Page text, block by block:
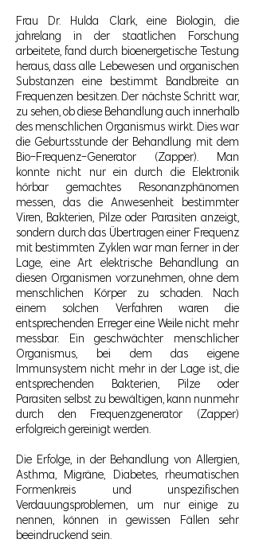
Frau Dr. Hulda Clark, eine Biologin, die
jahrelang in der staatlichen Forschung
arbeitete, fand durch bioenergetische Testung
heraus, dass alle Lebewesen und organischen
Substanzen eine bestimmt Bandbreite an
Frequenzen besitzen. Der nächste Schritt war,
zu sehen, ob diese Behandlung auch innerhalb
des menschlichen Organismus wirkt. Dies war
die Geburtsstunde der Behandlung mit dem
Bio-Frequenz-Generator (Zapper). Man
konnte nicht nur ein durch die Elektronik
hörbar gemachtes Resonanzphänomen
messen, das die Anwesenheit bestimmter
Viren, Bakterien, Pilze oder Parasiten anzeigt,
sondern durch das Übertragen einer Frequenz
mit bestimmten Zyklen war man ferner in der
Lage, eine Art elektrische Behandlung an
diesen Organismen vorzunehmen, ohne dem
menschlichen Körper zu schaden. Nach
einem solchen Verfahren waren die
entsprechenden Erreger eine Weile nicht mehr
messbar. Ein geschwächter menschlicher
Organismus, bei dem das eigene
Immunsystem nicht mehr in der Lage ist, die
entsprechenden Bakterien, Pilze oder
Parasiten selbst zu bewältigen, kann nunmehr
durch den Frequenzgenerator (Zapper)
erfolgreich gereinigt werden.
Die Erfolge, in der Behandlung von Allergien,
Asthma, Migräne, Diabetes, rheumatischen
Formenkreis und unspezifischen
Verdauungsproblemen, um nur einige zu
nennen, können in gewissen Fällen sehr
beeindruckend sein.